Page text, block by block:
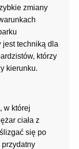
zmiany
jest techniką dla
którzy
kierunku.
w której
ciała z
się po